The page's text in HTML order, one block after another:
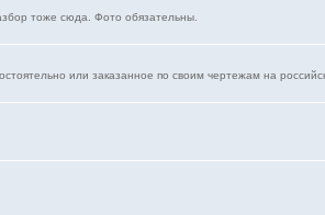
тоже сюда. Фото обязательны.
или заказанное по своим чертежам на